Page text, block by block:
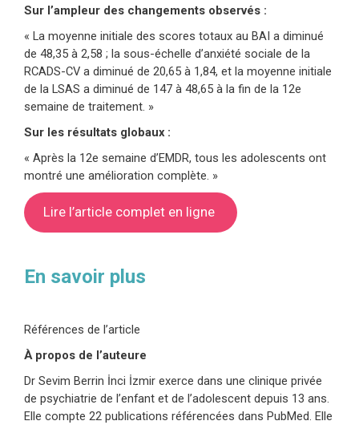
Sur l’ampleur des changements observés :
« La moyenne initiale des scores totaux au BAI a diminué
de 48,35 à 2,58 ; la sous-échelle d’anxiété sociale de la
RCADS-CV a diminué de 20,65 à 1,84, et la moyenne initiale
de la LSAS a diminué de 147 à 48,65 à la fin de la 12e
semaine de traitement. »
Sur les résultats globaux :
« Après la 12e semaine d’EMDR, tous les adolescents ont
montré une amélioration complète. »
Lire l’article complet en ligne
En savoir plus
Références de l’article
À propos de l’auteure
Dr Sevim Berrin İnci İzmir exerce dans une clinique privée
de psychiatrie de l’enfant et de l’adolescent depuis 13 ans.
Elle compte 22 publications référencées dans PubMed. Elle